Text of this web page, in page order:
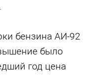
бензина АИ-92
было
год цена